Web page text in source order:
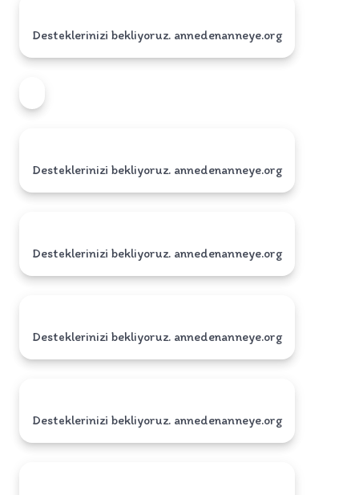
Desteklerinizi bekliyoruz. annedenanneye.org
Desteklerinizi bekliyoruz. annedenanneye.org
Desteklerinizi bekliyoruz. annedenanneye.org
Desteklerinizi bekliyoruz. annedenanneye.org
Desteklerinizi bekliyoruz. annedenanneye.org